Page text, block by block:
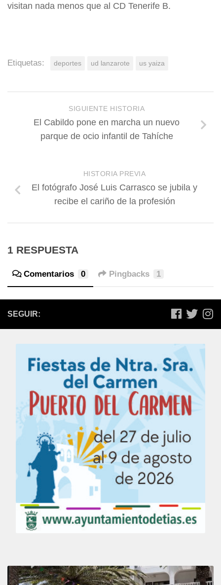
visitan nada menos que al CD Tenerife B.
Etiquetas: deportes ud lanzarote us yaiza
SIGUIENTE HISTORIA
El Cabildo pone en marcha un nuevo
parque de ocio infantil de Tahíche
HISTORIA PREVIA
El fotógrafo José Luis Carrasco se jubila y
recibe el cariño de la profesión
1 RESPUESTA
Comentarios 0 Pingbacks 1
SEGUIR: